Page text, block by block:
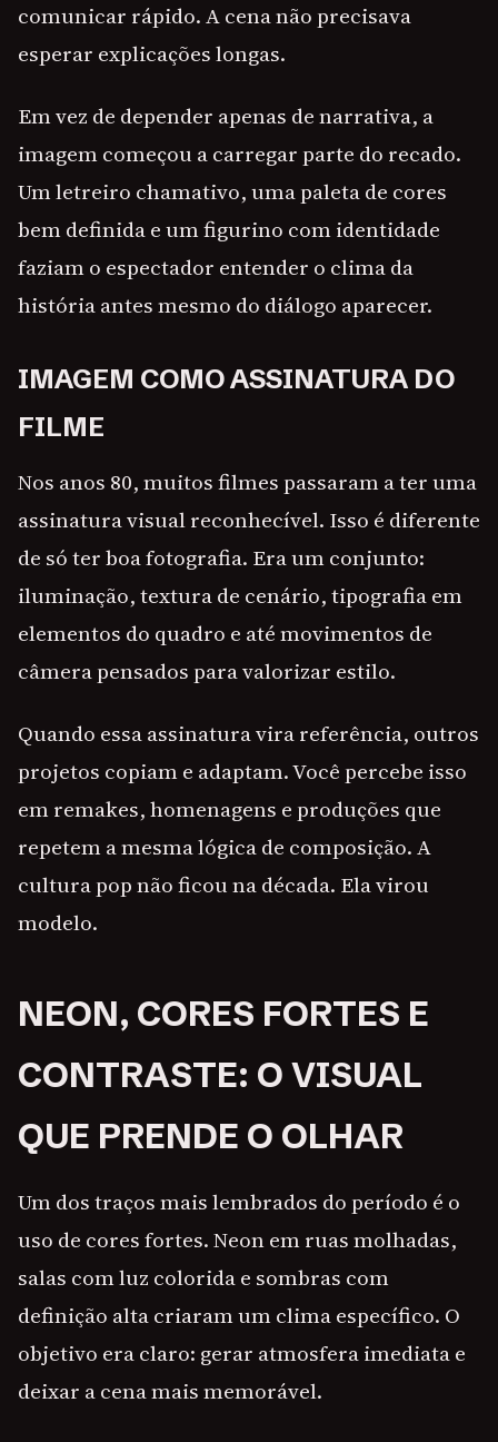
comunicar rápido. A cena não precisava
esperar explicações longas.
Em vez de depender apenas de narrativa, a
imagem começou a carregar parte do recado.
Um letreiro chamativo, uma paleta de cores
bem definida e um figurino com identidade
faziam o espectador entender o clima da
história antes mesmo do diálogo aparecer.
IMAGEM COMO ASSINATURA DO
FILME
Nos anos 80, muitos filmes passaram a ter uma
assinatura visual reconhecível. Isso é diferente
de só ter boa fotografia. Era um conjunto:
iluminação, textura de cenário, tipografia em
elementos do quadro e até movimentos de
câmera pensados para valorizar estilo.
Quando essa assinatura vira referência, outros
projetos copiam e adaptam. Você percebe isso
em remakes, homenagens e produções que
repetem a mesma lógica de composição. A
cultura pop não ficou na década. Ela virou
modelo.
NEON, CORES FORTES E
CONTRASTE: O VISUAL
QUE PRENDE O OLHAR
Um dos traços mais lembrados do período é o
uso de cores fortes. Neon em ruas molhadas,
salas com luz colorida e sombras com
definição alta criaram um clima específico. O
objetivo era claro: gerar atmosfera imediata e
deixar a cena mais memorável.